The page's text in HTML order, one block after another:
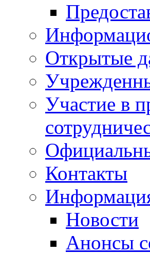
Открытые
Участие в
Контакты
Новости
Анонсы